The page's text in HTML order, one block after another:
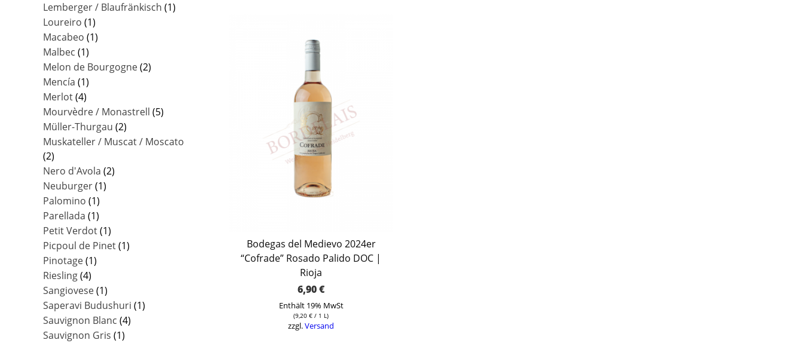
Bodegas del Medievo 2024er
“Cofrade” Rosado Palido DOC |
Rioja
6,90€
Enthält 19% MwSt
(9,20€ / 1 L)
zzgl.Versand
Lemberger / Blaufränkisch (1)
Loureiro (1)
Macabeo (1)
Malbec (1)
Melon de Bourgogne(2)
Mencía (1)
Merlot(4)
Mourvèdre / Monastrell (5)
Müller-Thurgau (2)
Muskateller / Muscat / Moscato
(2)
Nero d'Avola (2)
Neuburger(1)
Palomino (1)
Parellada (1)
Petit Verdot(1)
Picpoul de Pinet(1)
Pinotage(1)
Riesling(4)
Sangiovese(1)
Saperavi Budushuri (1)
Sauvignon Blanc (4)
Sauvignon Gris (1)